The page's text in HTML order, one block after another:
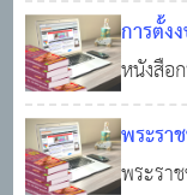
ระเบีย
การตั้ง
13
หนังสือ
งบประ
จังหวัด
พระร
พระรา